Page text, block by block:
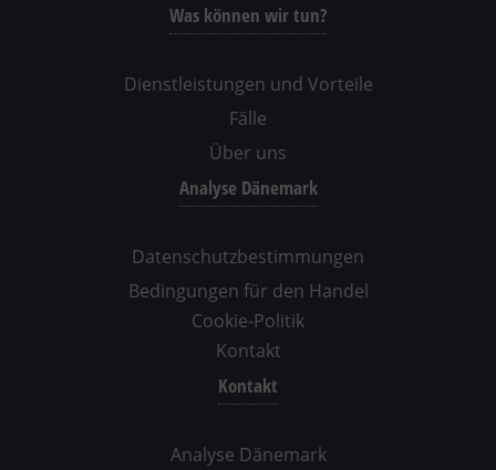
Was können wir tun?
Dienstleistungen und Vorteile
Fälle
Über uns
Analyse Dänemark
Datenschutzbestimmungen
Bedingungen für den Handel
Cookie-Politik
Kontakt
Kontakt
Analyse Dänemark